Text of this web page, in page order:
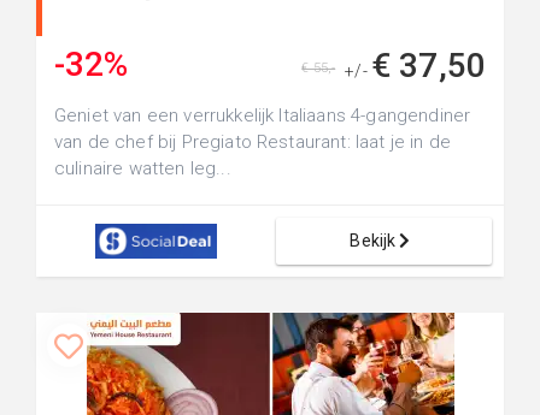
-32% +/- € 37,50
€ 55,-
Geniet van een verrukkelijk Italiaans 4-gangendiner
van de chef bij Pregiato Restaurant: laat je in de
culinaire watten leg...
Bekijk